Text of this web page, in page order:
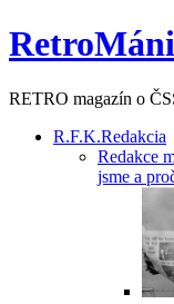
RETRO magazín o
R.F.K.Redakcia
Redakce
jsme a